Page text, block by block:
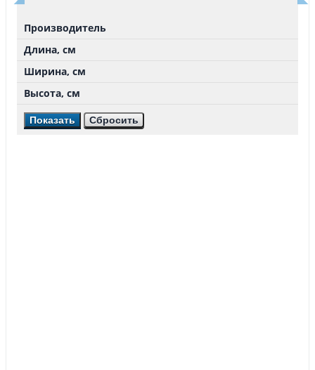
Производитель
Длина, см
Ширина, см
Высота, см